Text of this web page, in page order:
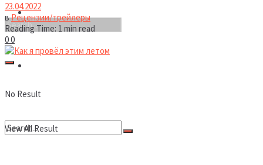
Шоу бизнес
No Result
View All Result
23.04.2022
вРецензии/трейлеры
Reading Time: 1 min read
00